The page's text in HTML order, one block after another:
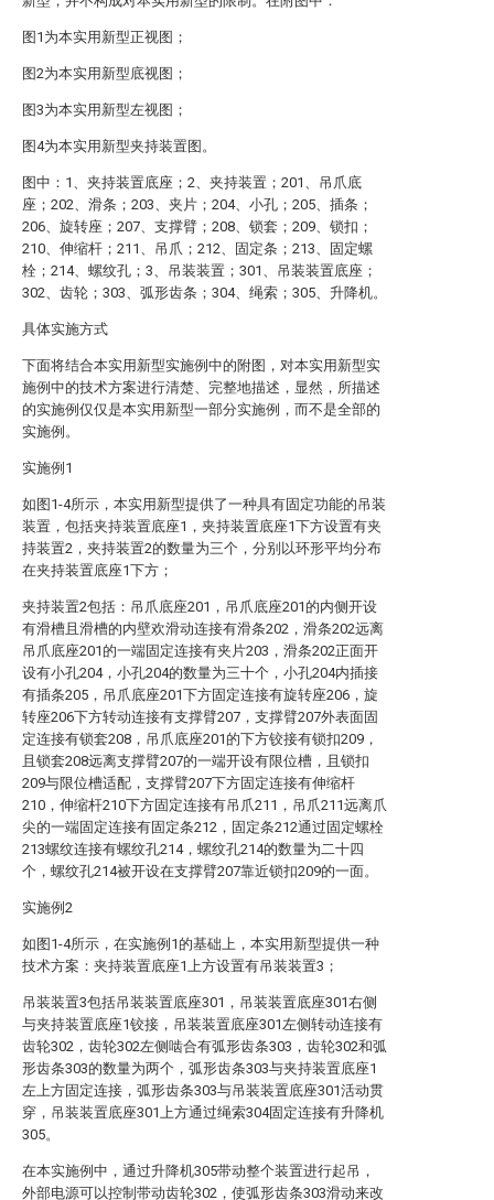
图1为本实用新型正视图；
图2为本实用新型底视图；
图3为本实用新型左视图；
图4为本实用新型夹持装置图。
图中：1、夹持装置底座；2、夹持装置；201、吊爪底
座；202、滑条；203、夹片；204、小孔；205、插条；
206、旋转座；207、支撑臂；208、锁套；209、锁扣；
210、伸缩杆；211、吊爪；212、固定条；213、固定螺
栓；214、螺纹孔；3、吊装装置；301、吊装装置底座；
302、齿轮；303、弧形齿条；304、绳索；305、升降机。
具体实施方式
下面将结合本实用新型实施例中的附图，对本实用新型实
施例中的技术方案进行清楚、完整地描述，显然，所描述
的实施例仅仅是本实用新型一部分实施例，而不是全部的
实施例。
实施例1
如图1-4所示，本实用新型提供了一种具有固定功能的吊装
装置，包括夹持装置底座1，夹持装置底座1下方设置有夹
持装置2，夹持装置2的数量为三个，分别以环形平均分布
在夹持装置底座1下方；
夹持装置2包括：吊爪底座201，吊爪底座201的内侧开设
有滑槽且滑槽的内壁欢滑动连接有滑条202，滑条202远离
吊爪底座201的一端固定连接有夹片203，滑条202正面开
设有小孔204，小孔204的数量为三十个，小孔204内插接
有插条205，吊爪底座201下方固定连接有旋转座206，旋
转座206下方转动连接有支撑臂207，支撑臂207外表面固
定连接有锁套208，吊爪底座201的下方铰接有锁扣209，
且锁套208远离支撑臂207的一端开设有限位槽，且锁扣
209与限位槽适配，支撑臂207下方固定连接有伸缩杆
210，伸缩杆210下方固定连接有吊爪211，吊爪211远离爪
尖的一端固定连接有固定条212，固定条212通过固定螺栓
213螺纹连接有螺纹孔214，螺纹孔214的数量为二十四
个，螺纹孔214被开设在支撑臂207靠近锁扣209的一面。
实施例2
如图1-4所示，在实施例1的基础上，本实用新型提供一种
技术方案：夹持装置底座1上方设置有吊装装置3；
吊装装置3包括吊装装置底座301，吊装装置底座301右侧
与夹持装置底座1铰接，吊装装置底座301左侧转动连接有
齿轮302，齿轮302左侧啮合有弧形齿条303，齿轮302和弧
形齿条303的数量为两个，弧形齿条303与夹持装置底座1
左上方固定连接，弧形齿条303与吊装装置底座301活动贯
穿，吊装装置底座301上方通过绳索304固定连接有升降机
305。
在本实施例中，通过升降机305带动整个装置进行起吊，
外部电源可以控制带动齿轮302，使弧形齿条303滑动来改